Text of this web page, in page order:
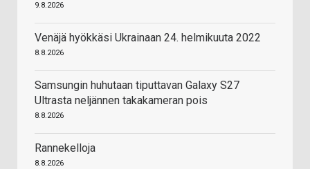
9.8.2026
Venäjä hyökkäsi Ukrainaan 24. helmikuuta 2022
8.8.2026
Samsungin huhutaan tiputtavan Galaxy S27
Ultrasta neljännen takakameran pois
8.8.2026
Rannekelloja
8.8.2026